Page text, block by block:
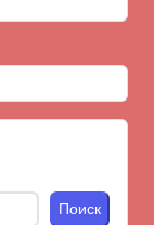
Поиск